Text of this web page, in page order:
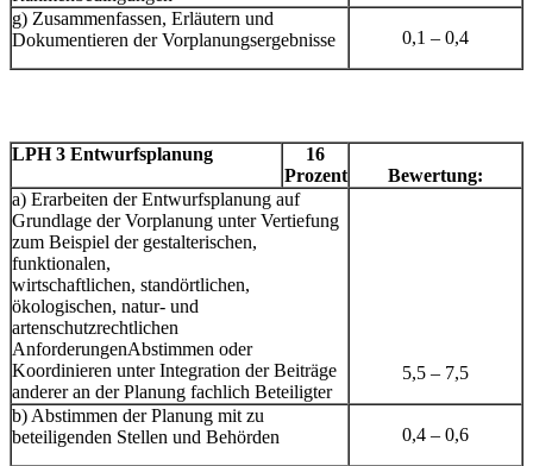
g) Zusammenfassen, Erläutern und
Dokumentieren der Vorplanungsergebnisse
0,1 – 0,4
LPH 3 Entwurfsplanung
16
Prozent
Bewertung:
a) Erarbeiten der Entwurfsplanung auf
Grundlage der Vorplanung unter Vertiefung
zum Beispiel der gestalterischen,
funktionalen,
wirtschaftlichen, standörtlichen,
ökologischen, natur- und
artenschutzrechtlichen
AnforderungenAbstimmen oder
Koordinieren unter Integration der Beiträge
anderer an der Planung fachlich Beteiligter
5,5 – 7,5
b) Abstimmen der Planung mit zu
beteiligenden Stellen und Behörden
0,4 – 0,6